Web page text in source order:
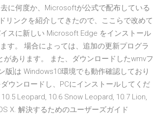
に何度か、Microsoftが公式で配布している
リンクを紹介してきたので、ここらで改めて
スに新しい Microsoft Edge をインストール
す。 場合によっては、追加の更新プログラ
あります。 また、ダウンロードしたwmvフ
版]は Windows10環境でも動作確認しており
ウンロードし、PCにインストールしてくだ
Leopard, 10.6 Snow Leopard, 10.7 Lion,
X. 解決するためのユーザーズガイド